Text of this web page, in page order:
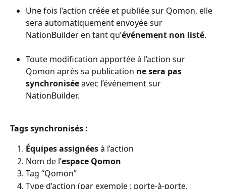
Une fois l’action créée et publiée sur Qomon, elle
sera automatiquement envoyée sur
NationBuilder en tant qu’événement non listé.
Toute modification apportée à l’action sur
Qomon après sa publication ne sera pas
synchronisée avec l’événement sur
NationBuilder.
Tags synchronisés :
Équipes assignées à l’action
Nom de l’espace Qomon
Tag “Qomon”
Type d’action (par exemple : porte-à-porte,